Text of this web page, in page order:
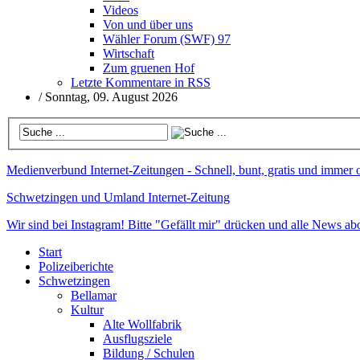
Videos
Von und über uns
Wähler Forum (SWF) 97
Wirtschaft
Zum gruenen Hof
Letzte Kommentare in RSS
/ Sonntag, 09. August 2026
Medienverbund Internet-Zeitungen - Schnell, bunt, gratis und immer
Schwetzingen und Umland Internet-Zeitung
Wir sind bei Instagram! Bitte "Gefällt mir" drücken und alle News
Start
Polizeiberichte
Schwetzingen
Bellamar
Kultur
Alte Wollfabrik
Ausflugsziele
Bildung / Schulen